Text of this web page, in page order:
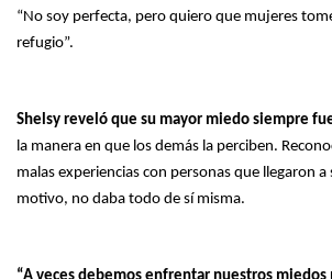
“No soy perfecta, pero quiero que mujeres
refugio”.
Shelsy reveló que su mayor miedo siempre
la manera en que los demás la perciben.
malas experiencias con personas que llegaron
motivo, no daba todo de sí misma.